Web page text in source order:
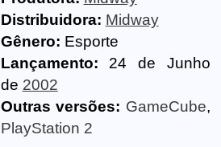
Distribuidora: Midway
Gênero: Esporte
Lançamento: 24 de Junho
de 2002
Outras versões: GameCube,
PlayStation 2